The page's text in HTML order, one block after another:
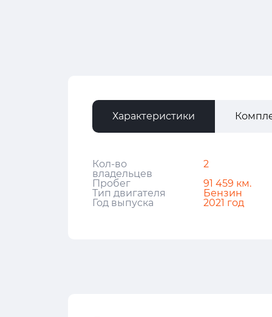
Характеристики
Кол-во
владельцев
2
Пробег
91 459 км.
Тип двигателя
Бензин
Год выпуска
2021 год